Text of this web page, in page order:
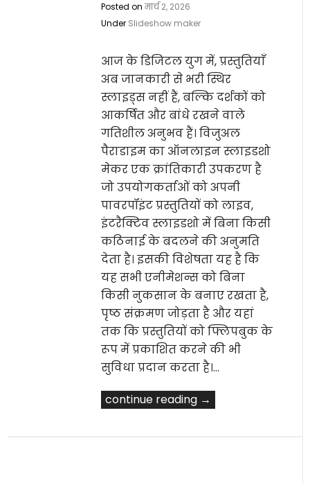
Posted onमार्च 2, 2026
Under Slideshow maker
आज के डिजिटल युग में, प्रस्तुतियाँ
अब जानकारी से भरी स्थिर
स्लाइड्स नहीं हैं, बल्कि दर्शकों को
आकर्षित और बांधे रखने वाले
गतिशील अनुभव हैं। विजुअल
पैराडाइम का ऑनलाइन स्लाइडशो
मेकर एक क्रांतिकारी उपकरण है
जो उपयोगकर्ताओं को अपनी
पावरपॉइंट प्रस्तुतियों को लाइव,
इंटरैक्टिव स्लाइडशो में बिना किसी
कठिनाई के बदलने की अनुमति
देता है। इसकी विशेषता यह है कि
यह सभी एनीमेशन्स को बिना
किसी नुकसान के बनाए रखता है,
पृष्ठ संक्रमण जोड़ता है और यहां
तक कि प्रस्तुतियों को फ्लिपबुक के
रूप में प्रकाशित करने की भी
सुविधा प्रदान करता है।…
continue reading →